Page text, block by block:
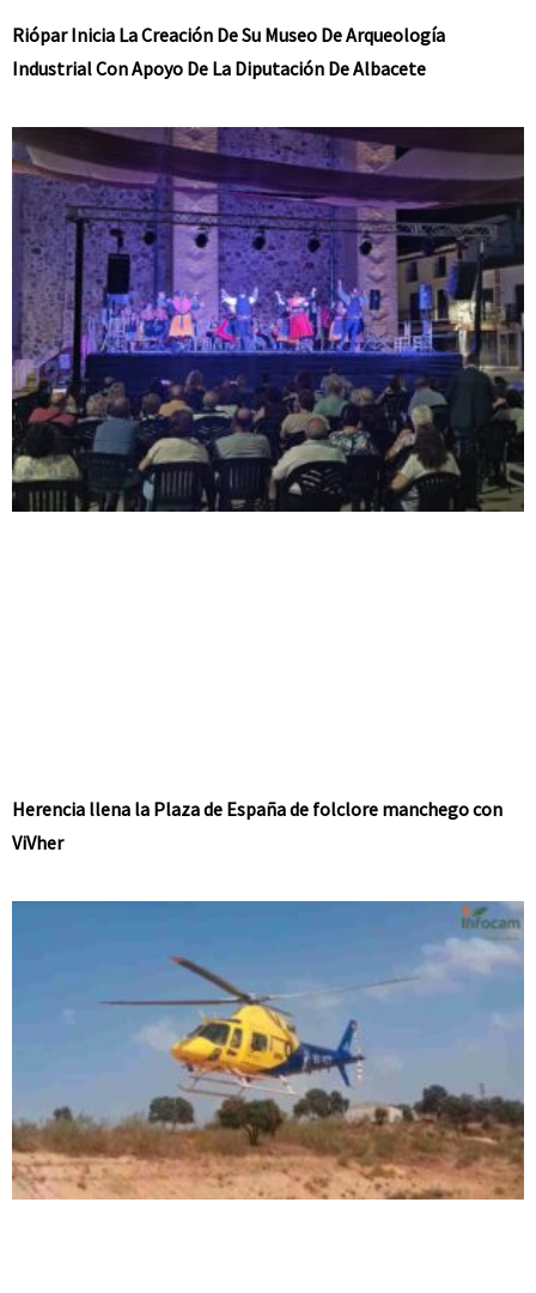
Riópar Inicia La Creación De Su Museo De Arqueología
Industrial Con Apoyo De La Diputación De Albacete
Herencia llena la Plaza de España de folclore manchego con
ViVher